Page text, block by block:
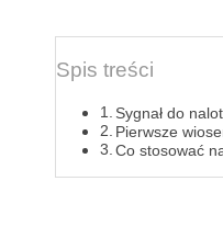
Spis treści
Sygnał do
Pierwsze
Co stosować